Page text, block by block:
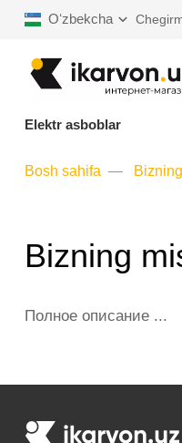
Oʻzbekcha
Elektr asboblar
Bosh sahifa
Bizning
Полное описание ...